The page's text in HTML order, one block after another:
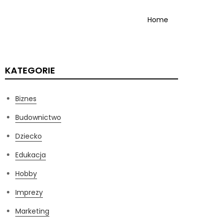
Home
KATEGORIE
Biznes
Budownictwo
Dziecko
Edukacja
Hobby
Imprezy
Marketing